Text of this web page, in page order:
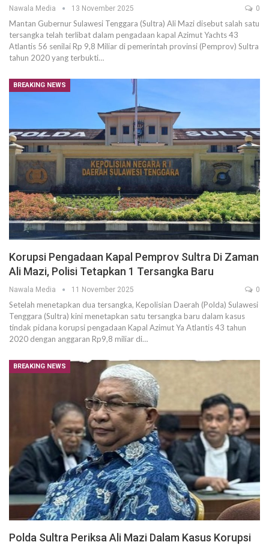
Nawala Media 13 November 2025 0
Mantan Gubernur Sulawesi Tenggara (Sultra) Ali Mazi disebut salah satu
tersangka telah terlibat dalam pengadaan kapal Azimut Yachts 43
Atlantis 56 senilai Rp 9,8 Miliar di pemerintah provinsi (Pemprov) Sultra
tahun 2020 yang terbukti…
BREAKING NEWS
Korupsi Pengadaan Kapal Pemprov Sultra Di Zaman
Ali Mazi, Polisi Tetapkan 1 Tersangka Baru
Nawala Media 11 November 2025 0
Setelah menetapkan dua tersangka, Kepolisian Daerah (Polda) Sulawesi
Tenggara (Sultra) kini menetapkan satu tersangka baru dalam kasus
tindak pidana korupsi pengadaan Kapal Azimut Ya Atlantis 43 tahun
2020 dengan anggaran Rp9,8 miliar di…
BREAKING NEWS
Polda Sultra Periksa Ali Mazi Dalam Kasus Korupsi